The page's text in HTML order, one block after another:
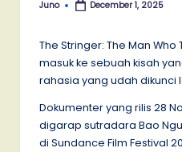
Posted
Juno December 1, 2025
The Stringer: The Man
masuk ke sebuah kisah
rahasia yang udah dikunci
Dokumenter yang rilis 28
digarap sutradara Bao
di Sundance Film Festival